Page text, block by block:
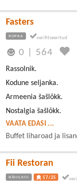
Fasters
ROPKA
0 564
Rassolnik.
Kodune seljanka.
Armeenia šašlõkk.
Nostalgia šašlõkk.
VAATA EDASI ...
Buffet liharoad ja
Fii Restoran
RÄNILINN 57/25